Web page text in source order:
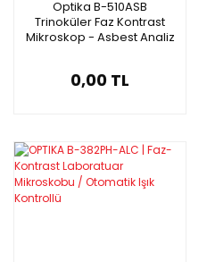
Optika B-510ASB
Trinoküler Faz Kontrast
Mikroskop - Asbest Analiz
0,00 TL